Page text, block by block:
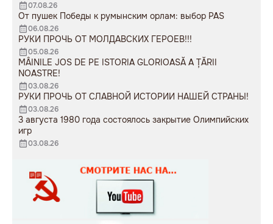
07.08.26
От пушек Победы к румынским орлам: выбор PAS
06.08.26
РУКИ ПРОЧЬ ОТ МОЛДАВСКИХ ГЕРОЕВ!!!
05.08.26
MÂINILE JOS DE PE ISTORIA GLORIOASĂ A ȚĂRII
NOASTRE!
03.08.26
РУКИ ПРОЧЬ ОТ СЛАВНОЙ ИСТОРИИ НАШЕЙ СТРАНЫ!
03.08.26
3 августа 1980 года состоялось закрытие Олимпийских
игр
03.08.26